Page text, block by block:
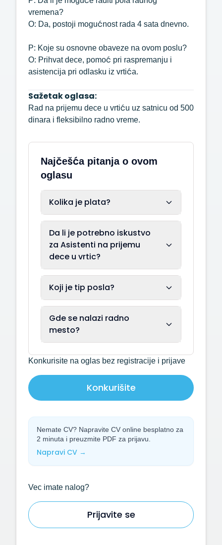
vremena?
O: Da, postoji mogućnost rada 4 sata dnevno.
P: Koje su osnovne obaveze na ovom poslu?
O: Prihvat dece, pomoć pri raspremanju i
asistencija pri odlasku iz vrtića.
Sažetak oglasa:
Rad na prijemu dece u vrtiću uz satnicu od 500
dinara i fleksibilno radno vreme.
Najčešća pitanja o ovom
oglasu
Kolika je plata?
Da li je potrebno iskustvo
za Asistenti na prijemu
dece u vrtic?
Koji je tip posla?
Gde se nalazi radno
mesto?
Konkurisite na oglas bez registracije i prijave
Konkurišite
Nemate CV? Napravite CV online besplatno za
2 minuta i preuzmite PDF za prijavu.
Napravi CV →
Vec imate nalog?
Prijavite se